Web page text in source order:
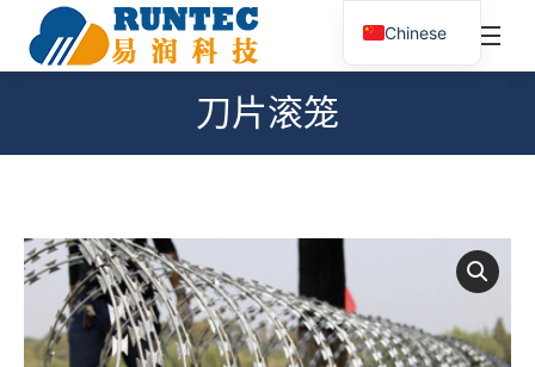
刀片滚笼
您在这里：
Chinese